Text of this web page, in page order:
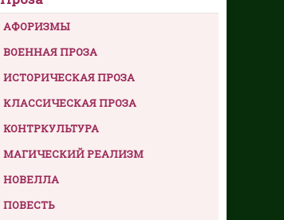
АФОРИЗМЫ
ВОЕННАЯ ПРОЗА
ИСТОРИЧЕСКАЯ ПРОЗА
КЛАССИЧЕСКАЯ ПРОЗА
КОНТРКУЛЬТУРА
МАГИЧЕСКИЙ РЕАЛИЗМ
НОВЕЛЛА
ПОВЕСТЬ